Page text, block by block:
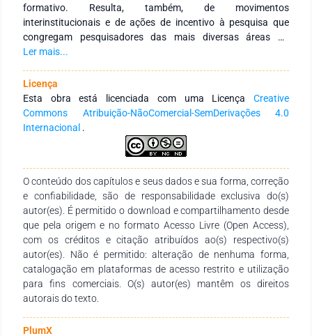
formativo. Resulta, também, de movimentos
interinstitucionais e de ações de incentivo à pesquisa que
congregam pesquisadores das mais diversas áreas do
conhecimento e de diferentes Instituições de Educação
internacional. Tem como objetivo integrar ações
interinstitucionais nacionais e internacionais com redes de
pesquisa que tenham a finalidade de fomentar a formação
continuada dos profissionais da educação, por meio da
produção e socialização de conhecimentos das diversas
áreas do Saberes. Agradecemos aos autores pelo empenho,
disponibilidade e dedicação para o desenvolvimento e
conclusão dessa obra. Esperamos também que esta obra
sirva de instrumento didático-pedagógico para estudantes,
professores dos diversos níveis de ensino em seus trabalhos e
demais interessados pela temática.
Ler mais...
Licença
Esta obra está licenciada com uma Licença Creative
Commons Atribuição-NãoComercial-SemDerivações 4.0
Internacional .
O conteúdo dos capítulos e seus dados e sua forma, correção
e confiabilidade, são de responsabilidade exclusiva do(s)
autor(es). É permitido o download e compartilhamento desde
que pela origem e no formato Acesso Livre (Open Access),
com os créditos e citação atribuídos ao(s) respectivo(s)
autor(es). Não é permitido: alteração de nenhuma forma,
catalogação em plataformas de acesso restrito e utilização
para fins comerciais. O(s) autor(es) mantêm os direitos
autorais do texto.
PlumX